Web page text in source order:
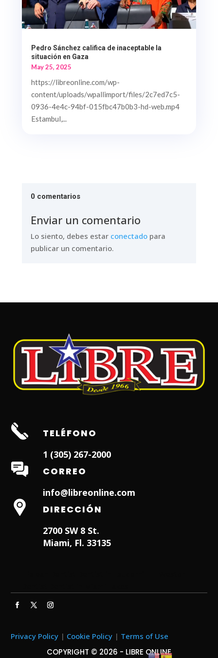
Pedro Sánchez califica de inaceptable la
situación en Gaza
May 25, 2025
https://libreonline.com/wp-
content/uploads/wpallimport/files/2c7ed7c5-
0936-4e4c-94bf-015fbc47b0b3-hd-web.mp4
Estambul,...
0 comentarios
Enviar un comentario
Lo siento, debes estar conectadopara
publicar un comentario.
TELÉFONO
1 (305) 267-2000
CORREO
info@libreonline.com
DIRECCIÓN
2700 SW 8 St.
Miami, Fl. 33135
Privacy Policy | Cookie Policy | Terms of Use
COPYRIGHT © 2026 - LIBRE ONLINE